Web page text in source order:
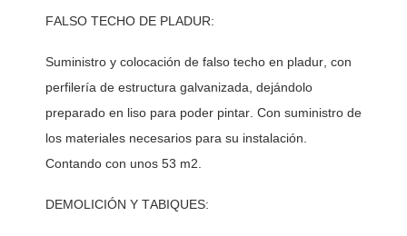
FALSO TECHO DE PLADUR:
Suministro y colocación de falso techo en pladur, con
perfilería de estructura galvanizada, dejándolo
preparado en liso para poder pintar. Con suministro de
los materiales necesarios para su instalación.
Contando con unos 53 m2.
DEMOLICIÓN Y TABIQUES: